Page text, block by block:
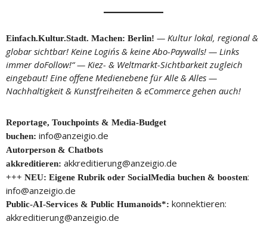
Einfach.Kultur.Stadt. Machen: Berlin! — Kultur lokal, regional &
globar sichtbar! Keine Login´s & keine Abo-Paywalls! — Links
immer doFollow!“ — Kiez- & Weltmarkt-Sichtbarkeit zugleich
eingebaut! Eine offene Medienebene für Alle & Alles —
Nachhaltigkeit & Kunstfreiheiten & eCommerce gehen auch!
Reportage, Touchpoints & Media-Budget
buchen: info@anzeigio.de
Autorperson & Chatbots
akkreditieren: akkreditierung@anzeigio.de
+++ NEU: Eigene Rubrik oder SocialMedia buchen & boosten:
info@anzeigio.de
Public-AI-Services & Public Humanoids*: konnektieren:
akkreditierung@anzeigio.de